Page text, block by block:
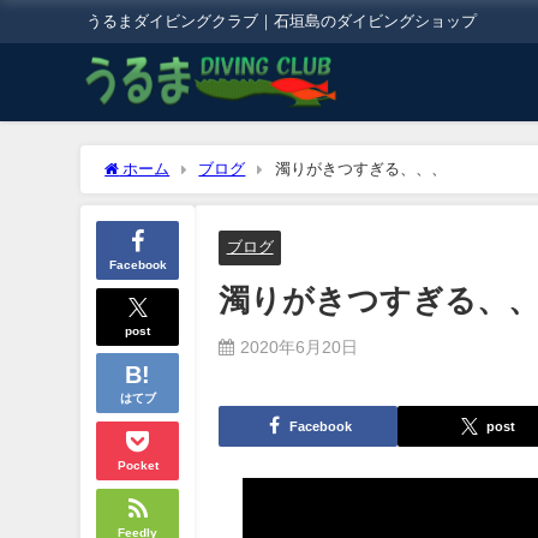
うるまダイビングクラブ｜石垣島のダイビングショップ
ホーム ブログ 濁りがきつすぎる、、、
Facebook
post
はてブ
Pocket
Feedly
ブログ
濁りがきつすぎる、、
2020年6月20日
Facebook post